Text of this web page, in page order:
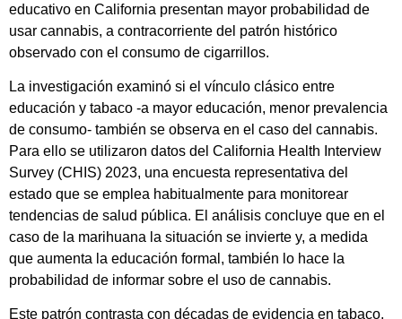
educativo en California presentan mayor probabilidad de
usar cannabis, a contracorriente del patrón histórico
observado con el consumo de cigarrillos.
La investigación examinó si el vínculo clásico entre
educación y tabaco -a mayor educación, menor prevalencia
de consumo- también se observa en el caso del cannabis.
Para ello se utilizaron datos del California Health Interview
Survey (CHIS) 2023, una encuesta representativa del
estado que se emplea habitualmente para monitorear
tendencias de salud pública. El análisis concluye que en el
caso de la marihuana la situación se invierte y, a medida
que aumenta la educación formal, también lo hace la
probabilidad de informar sobre el uso de cannabis.
Este patrón contrasta con décadas de evidencia en tabaco,